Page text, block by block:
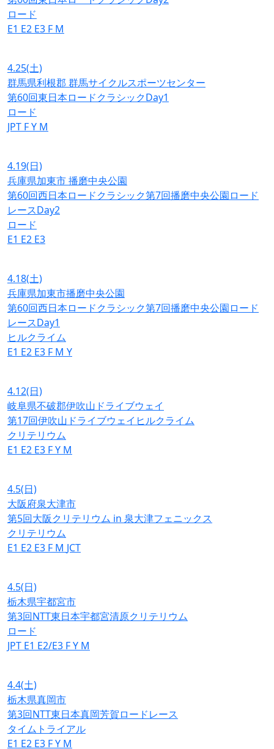
ロード
E1 E2 E3 F M
4.25(土)
群馬県利根郡 群馬サイクルスポーツセンター
第60回東日本ロードクラシックDay1
ロード
JPT FY M
4.19(日)
兵庫県加東市 播磨中央公園
第60回西日本ロードクラシック第7回播磨中央公園ロード
レースDay2
ロード
E1 E2 E3
4.18(土)
兵庫県加東市播磨中央公園
第60回西日本ロードクラシック第7回播磨中央公園ロード
レースDay1
ヒルクライム
E1 E2 E3 F M Y
4.12(日)
岐阜県不破郡伊吹山ドライブウェイ
第17回伊吹山ドライブウェイヒルクライム
クリテリウム
E1 E2 E3 FY M
4.5(日)
大阪府泉大津市
第5回大阪クリテリウム in 泉大津フェニックス
クリテリウム
E1 E2 E3 F M JCT
4.5(日)
栃木県宇都宮市
第3回NTT東日本宇都宮清原クリテリウム
ロード
JPT E1 E2/E3 FY M
4.4(土)
栃木県真岡市
第3回NTT東日本真岡芳賀ロードレース
タイムトライアル
E1 E2 E3 FY M